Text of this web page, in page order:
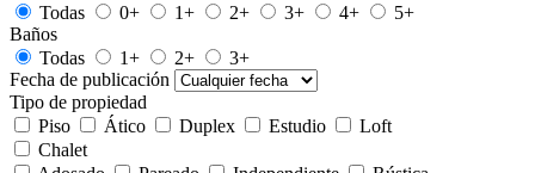
Todas
0+ 1+ 2+ 3+ 4+
5+
Baños
Todas
1+ 2+
3+
Fecha de publicación
Tipo de propiedad
Piso
Ático Duplex Estudio
Loft
Chalet